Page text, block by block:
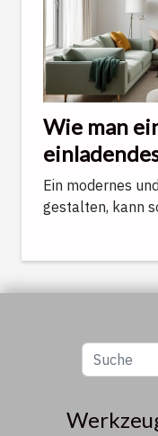
Wie man
gestaltet
Ein modernes
gestalten, kann